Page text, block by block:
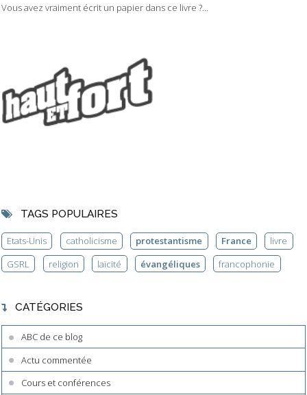
Vous avez vraiment écrit un papier dans ce livre ?...
TAGS POPULAIRES
Etats-Unis catholicisme protestantisme France
livre
GSRL
religion laïcité évangéliques francophonie
CATÉGORIES
ABC de ce blog
Actu commentée
Cours et conférences